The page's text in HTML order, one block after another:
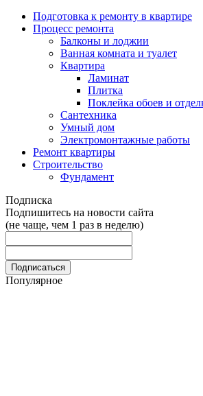
Подготовка к ремонту в квартире
Процесс ремонта
Балконы и лоджии
Ванная комната и туалет
Квартира
Ламинат
Плитка
Поклейка обоев и
Сантехника
Умный дом
Электромонтажные работы
Ремонт квартиры
Строительство
Фундамент
Подписка
Подпишитесь на новости сайта
(не чаще, чем 1 раз в неделю)
Популярное